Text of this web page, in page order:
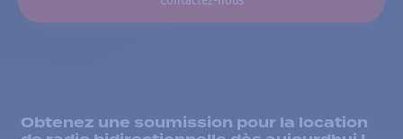
Obtenez une soumission pour la location